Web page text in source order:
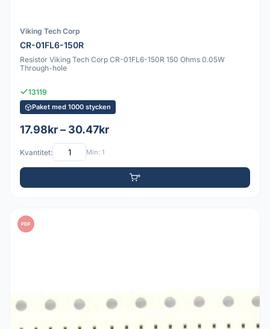
Viking Tech Corp
CR-01FL6-150R
Resistor Viking Tech Corp CR-01FL6-150R 150 Ohms 0.05W
Through-hole
13119
Paket med 1000 stycken
17.98kr – 30.47kr
Kvantitet: Min: 1
PDF